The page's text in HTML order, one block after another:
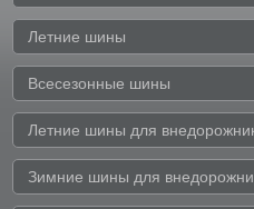
Летние шины
Всесезонные шины
Летние шины для
Зимние шины для